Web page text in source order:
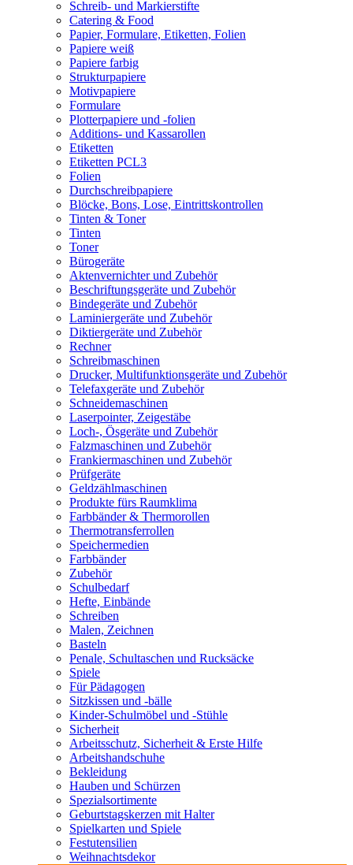
Schreib- und Markierstifte
Catering & Food
Papier, Formulare, Etiketten, Folien
Papiere weiß
Papiere farbig
Strukturpapiere
Motivpapiere
Formulare
Plotterpapiere und -folien
Additions- und Kassarollen
Etiketten
Etiketten PCL3
Folien
Durchschreibpapiere
Blöcke, Bons, Lose, Eintrittskontrollen
Tinten & Toner
Tinten
Toner
Bürogeräte
Aktenvernichter und Zubehör
Beschriftungsgeräte und Zubehör
Bindegeräte und Zubehör
Laminiergeräte und Zubehör
Diktiergeräte und Zubehör
Rechner
Schreibmaschinen
Drucker, Multifunktionsgeräte und Zubehör
Telefaxgeräte und Zubehör
Schneidemaschinen
Laserpointer, Zeigestäbe
Loch-, Ösgeräte und Zubehör
Falzmaschinen und Zubehör
Frankiermaschinen und Zubehör
Prüfgeräte
Geldzählmaschinen
Produkte fürs Raumklima
Farbbänder & Thermorollen
Thermotransferrollen
Speichermedien
Farbbänder
Zubehör
Schulbedarf
Hefte, Einbände
Schreiben
Malen, Zeichnen
Basteln
Penale, Schultaschen und Rucksäcke
Spiele
Für Pädagogen
Sitzkissen und -bälle
Kinder-Schulmöbel und -Stühle
Sicherheit
Arbeitsschutz, Sicherheit & Erste Hilfe
Arbeitshandschuhe
Bekleidung
Hauben und Schürzen
Spezialsortimente
Geburtstagskerzen mit Halter
Spielkarten und Spiele
Festutensilien
Weihnachtsdekor